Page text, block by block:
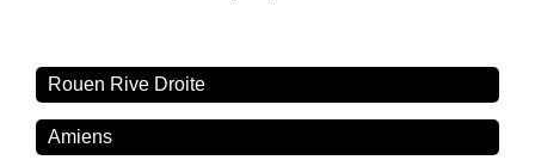
Rouen Rive Droite
Amiens